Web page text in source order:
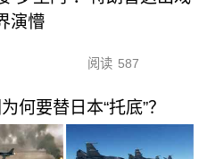
演懵
阅读 587
何要替日本“托底”？